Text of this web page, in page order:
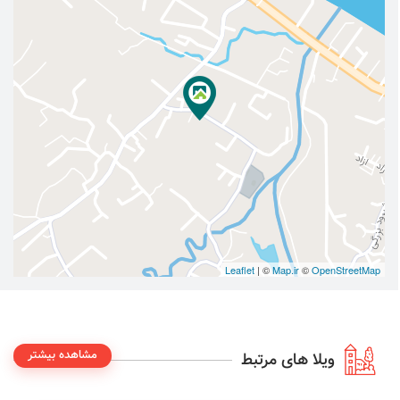
Leaflet | ©Map.ir©OpenStreetMap
ویلا های مرتبط مشاهده بیشتر